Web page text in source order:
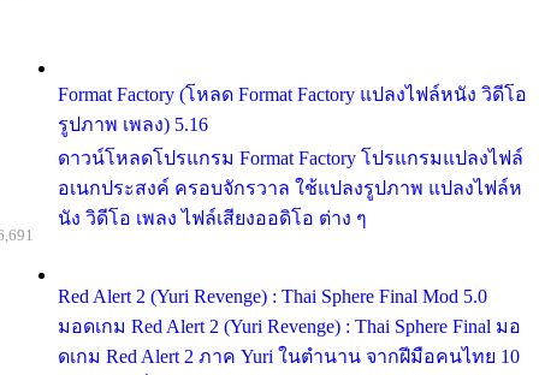
Format Factory (โหลด Format Factory แปลงไฟล์หนัง วิดีโอ
รูปภาพ เพลง) 5.16
ดาวน์โหลดโปรแกรม Format Factory โปรแกรมแปลงไฟล์
อเนกประสงค์ ครอบจักรวาล ใช้แปลงรูปภาพ แปลงไฟล์ห
นัง วิดีโอ เพลง ไฟล์เสียงออดิโอ ต่าง ๆ
Red Alert 2 (Yuri Revenge) : Thai Sphere Final Mod 5.0
มอดเกม Red Alert 2 (Yuri Revenge) : Thai Sphere Final มอ
ดเกม Red Alert 2 ภาค Yuri ในตำนาน จากฝีมือคนไทย 10